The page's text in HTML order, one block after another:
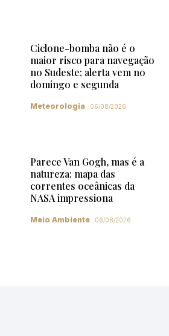
Ciclone-bomba não é o
maior risco para navegação
no Sudeste; alerta vem no
domingo e segunda
Meteorologia 06/08/2026
Parece Van Gogh, mas é a
natureza: mapa das
correntes oceânicas da
NASA impressiona
Meio Ambiente 06/08/2026